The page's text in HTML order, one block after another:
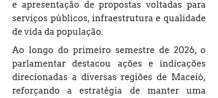
e apresentação de propostas voltadas para
serviços públicos, infraestrutura e qualidade
de vida da população.
Ao longo do primeiro semestre de 2026, o
parlamentar destacou ações e indicações
direcionadas a diversas regiões de Maceió,
reforçando a estratégia de manter uma